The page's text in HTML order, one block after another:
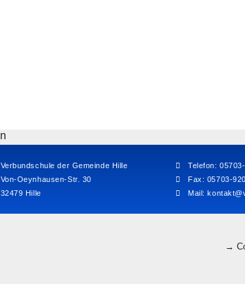
Verbundschule der Gemeinde Hille
Von-Oeynhausen-Str. 30
32479 Hille
Telefon:
Fax: 05703-
Mail:
→